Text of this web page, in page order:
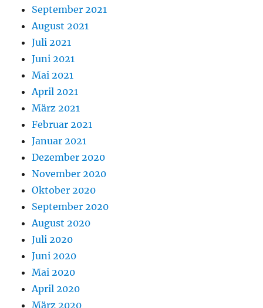
September 2021
August 2021
Juli 2021
Juni 2021
Mai 2021
April 2021
März 2021
Februar 2021
Januar 2021
Dezember 2020
November 2020
Oktober 2020
September 2020
August 2020
Juli 2020
Juni 2020
Mai 2020
April 2020
März 2020